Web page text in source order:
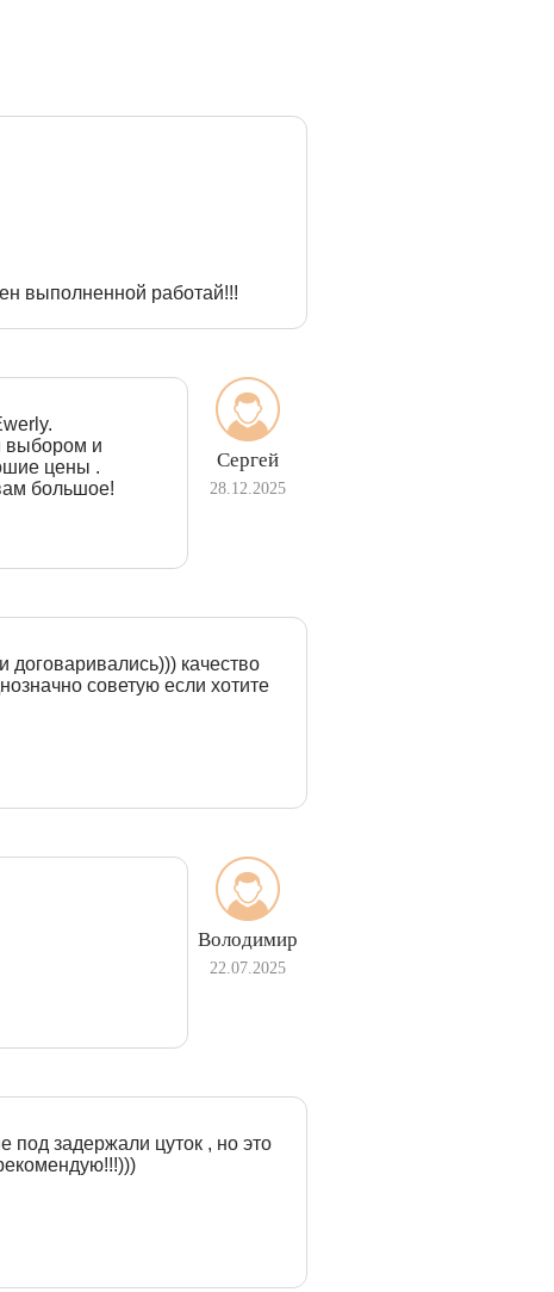
выполненной работай!!!
Сергей
28.12.2025
выбором и
цены .
большое!
договаривались))) качество
советую если хотите
Володимир
22.07.2025
под задержали цуток , но это